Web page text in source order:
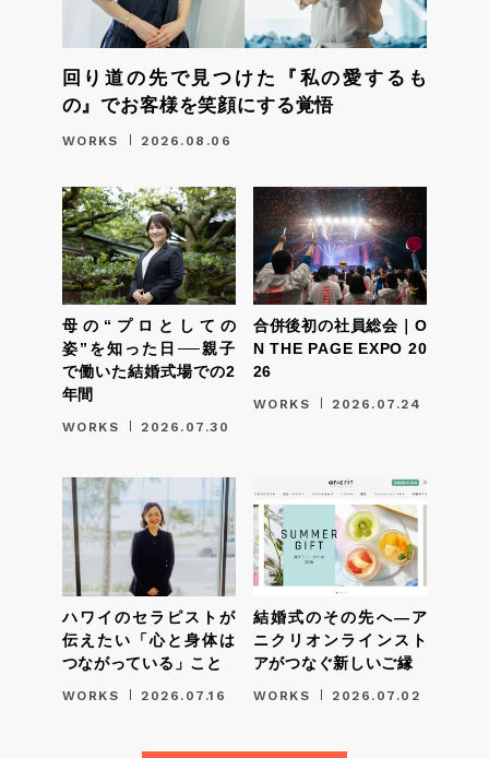
回り道の先で見つけた『私の愛するも
の』でお客様を笑顔にする覚悟
WORKS 2026.08.06
母の“プロとしての
姿”を知った日──親子
で働いた結婚式場での2
年間
WORKS 2026.07.30
合併後初の社員総会｜O
N THE PAGE EXPO 20
26
WORKS 2026.07.24
ハワイのセラピストが
伝えたい「心と身体は
つながっている」こと
WORKS 2026.07.16
結婚式のその先へ―ア
ニクリオンラインスト
アがつなぐ新しいご縁
WORKS 2026.07.02